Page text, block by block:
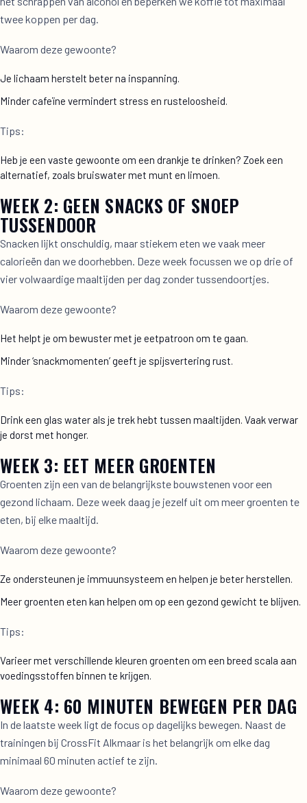
twee koppen per dag.
Waarom deze gewoonte?
Je lichaam herstelt beter na inspanning.
Minder cafeïne vermindert stress en rusteloosheid.
Tips:
Heb je een vaste gewoonte om een drankje te drinken? Zoek een
alternatief, zoals bruiswater met munt en limoen.
WEEK 2: GEEN SNACKS OF SNOEP
TUSSENDOOR
Snacken lijkt onschuldig, maar stiekem eten we vaak meer
calorieën dan we doorhebben. Deze week focussen we op drie of
vier volwaardige maaltijden per dag zonder tussendoortjes.
Waarom deze gewoonte?
Het helpt je om bewuster met je eetpatroon om te gaan.
Minder ‘snackmomenten’ geeft je spijsvertering rust.
Tips:
Drink een glas water als je trek hebt tussen maaltijden. Vaak verwar
je dorst met honger.
WEEK 3: EET MEER GROENTEN
Groenten zijn een van de belangrijkste bouwstenen voor een
gezond lichaam. Deze week daag je jezelf uit om meer groenten te
eten, bij elke maaltijd.
Waarom deze gewoonte?
Ze ondersteunen je immuunsysteem en helpen je beter herstellen.
Meer groenten eten kan helpen om op een gezond gewicht te blijven.
Tips:
Varieer met verschillende kleuren groenten om een breed scala aan
voedingsstoffen binnen te krijgen.
WEEK 4: 60 MINUTEN BEWEGEN PER DAG
In de laatste week ligt de focus op dagelijks bewegen. Naast de
trainingen bij CrossFit Alkmaar is het belangrijk om elke dag
minimaal 60 minuten actief te zijn.
Waarom deze gewoonte?